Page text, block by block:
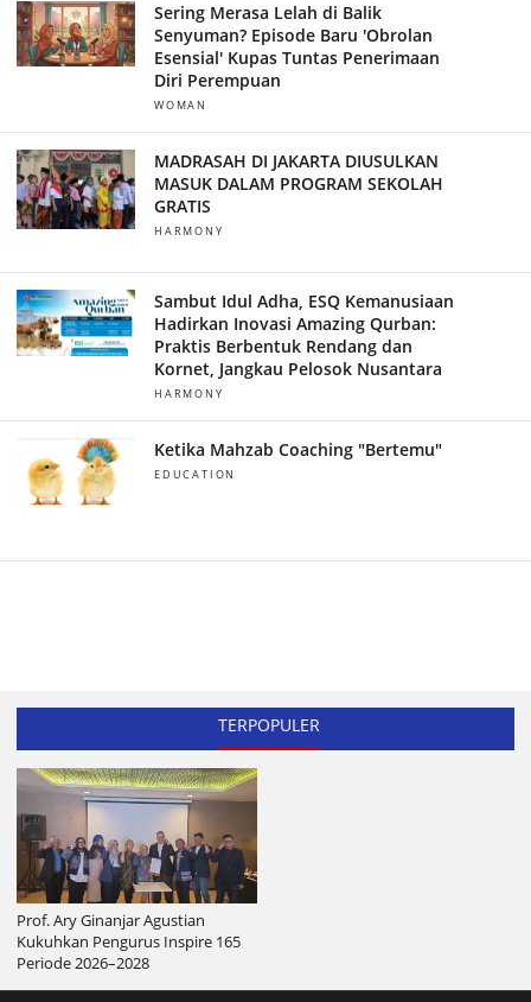
Sering Merasa Lelah di Balik
Senyuman? Episode Baru 'Obrolan
Esensial' Kupas Tuntas Penerimaan
Diri Perempuan
WOMAN
MADRASAH DI JAKARTA DIUSULKAN
MASUK DALAM PROGRAM SEKOLAH
GRATIS
HARMONY
Sambut Idul Adha, ESQ Kemanusiaan
Hadirkan Inovasi Amazing Qurban:
Praktis Berbentuk Rendang dan
Kornet, Jangkau Pelosok Nusantara
HARMONY
Ketika Mahzab Coaching "Bertemu"
EDUCATION
TERPOPULER
Prof. Ary Ginanjar Agustian
Kukuhkan Pengurus Inspire 165
Periode 2026–2028